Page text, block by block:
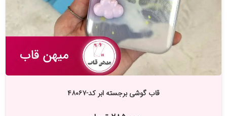
قاب گوشی برجسته ابر کد-۴۸۰۶۷